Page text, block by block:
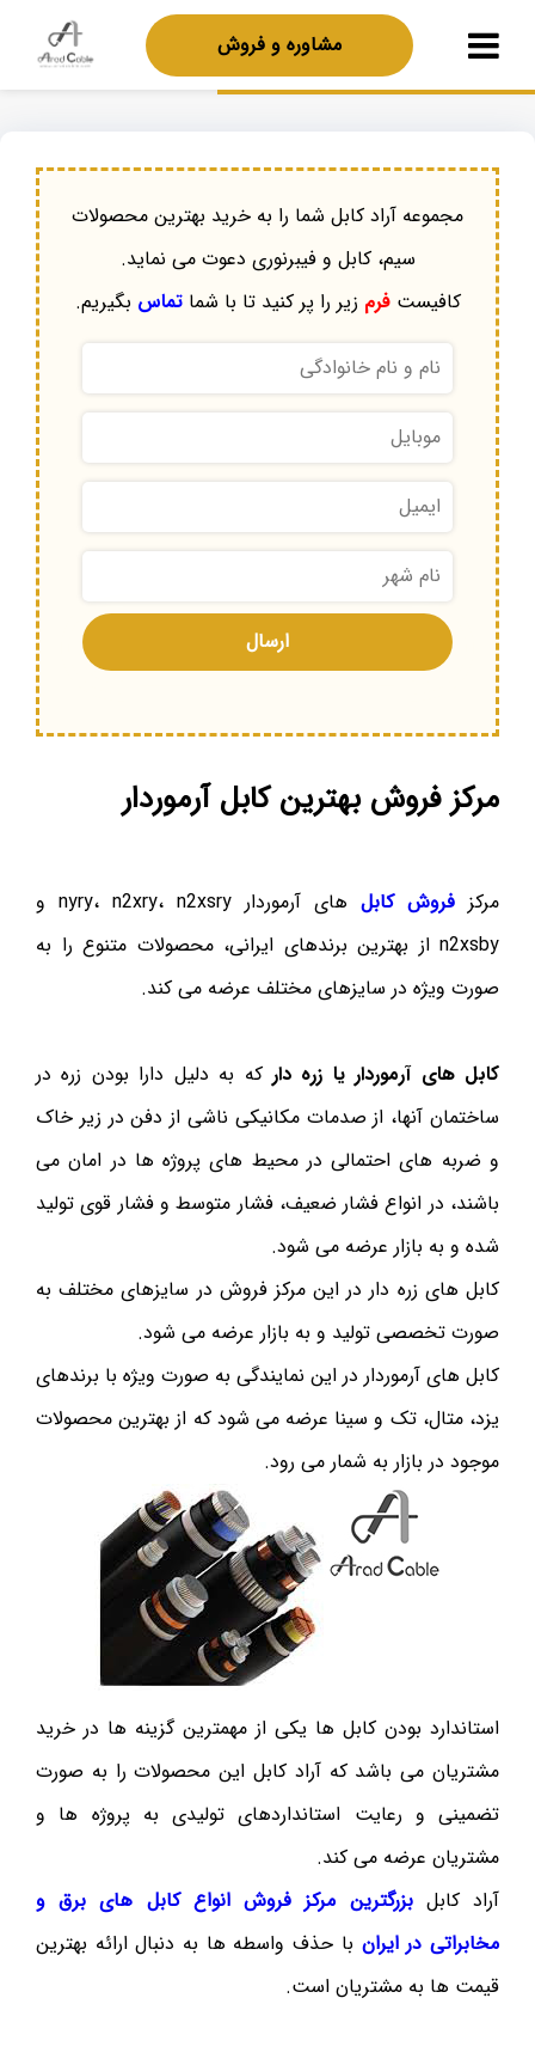
مشاوره و فروش
مجموعه آراد کابل شما را به خرید بهترین محصولات
سیم، کابل و فیبرنوری دعوت می نماید.
کافیستفرم زیر را پر کنید تا با شماتماس بگیریم.
مرکز فروش بهترین کابل آرموردار
مرکز فروش کابل
های آرموردار nyry، n2xry، n2xsry و
n2xsby از بهترین برندهای ایرانی، محصولات متنوع را به
صورت ویژه در سایزهای مختلف عرضه می کند.
کابل های آرموردار یا زره دار که به دلیل دارا بودن زره در
ساختمان آنها، از صدمات مکانیکی ناشی از دفن در زیر خاک
و ضربه های احتمالی در محیط های پروژه ها در امان می
باشند، در انواع فشار ضعیف، فشار متوسط و فشار قوی تولید
شده و به بازار عرضه می شود.
کابل های زره دار در این مرکز فروش در سایزهای مختلف به
صورت تخصصی تولید و به بازار عرضه می شود.
کابل های آرموردار در این نمایندگی به صورت ویژه با برندهای
یزد، متال، تک و سینا عرضه می شود که از بهترین محصولات
موجود در بازار به شمار می رود.
استاندارد بودن کابل ها یکی از مهمترین گزینه ها در خرید
مشتریان می باشد که آراد کابل این محصولات را به صورت
تضمینی و رعایت استانداردهای تولیدی به پروژه ها و
مشتریان عرضه می کند.
آراد کابلبزرگترین مرکز فروش انواع کابل های برق و
مخابراتی در ایران با حذف واسطه ها به دنبال ارائه بهترین
قیمت ها به مشتریان است.